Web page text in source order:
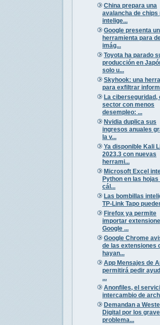
China prepara una
avalancha de chips
intelige...
Google presenta
herramienta para
imág...
Toyota ha parado
producción en
solo u...
Skyhook: una
para exfiltrar
La ciberseguridad,
sector con menos
desempleo: ...
Nvidia duplica sus
ingresos anuales
la v...
Ya disponible Kali
2023.3 con nuevas
herrami...
Microsoft Excel
Python en las hojas
cál...
Las bombillas
TP-Link Tapo
Firefox ya permite
importar
Google ...
Google Chrome
de las extensiones
hayan...
App Mensajes de
permitirá pedir
...
Anonfiles, el
intercambio de
Demandan a
Digital por los
problema...